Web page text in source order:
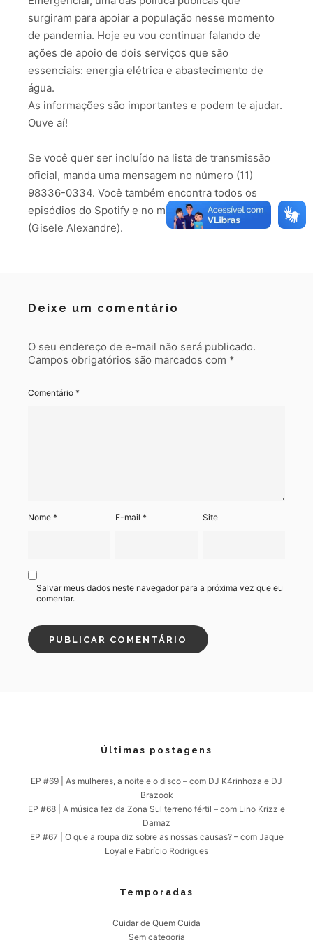
surgiram para apoiar a população nesse momento
de pandemia. Hoje eu vou continuar falando de
ações de apoio de dois serviços que são
essenciais: energia elétrica e abastecimento de
água.
As informações são importantes e podem te ajudar.
Ouve aí!
Se você quer ser incluído na lista de transmissão
oficial, manda uma mensagem no número (11)
98336-0334. Você também encontra todos os
episódios do Spotify e no meu canal do YouTube
(Gisele Alexandre).
Deixe um comentário
O seu endereço de e-mail não será publicado.
Campos obrigatórios são marcados com *
Comentário *
Nome * E-mail* Site
Salvar meus dados neste navegador para a próxima vez que eu
comentar.
Últimas postagens
EP #69 | As mulheres, a noite e o disco – com DJ K4rinhoza e DJ
Brazook
EP #68 | A música fez da Zona Sul terreno fértil – com Lino Krizz e
Damaz
EP #67 | O que a roupa diz sobre as nossas causas? – com Jaque
Loyal e Fabrício Rodrigues
Temporadas
Cuidar de Quem Cuida
Sem categoria